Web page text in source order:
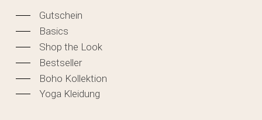
Gutschein
Basics
Shop the Look
Bestseller
Boho Kollektion
Yoga Kleidung